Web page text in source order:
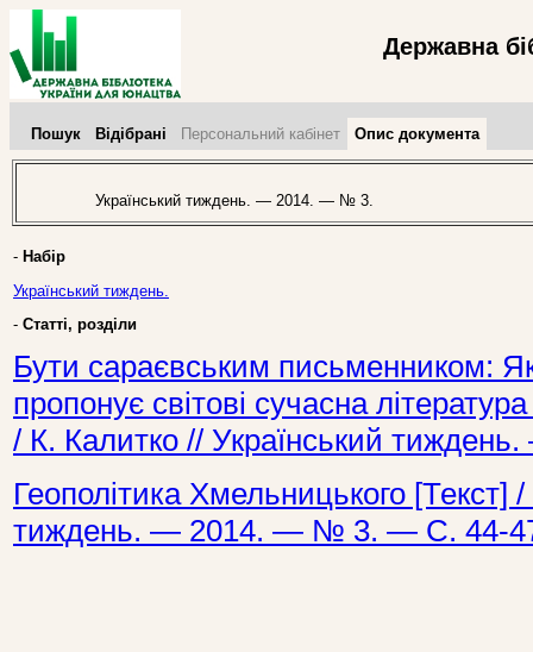
Державна
Пошук Відібрані Персональний кабінет Опис документа
Український тиждень. — 2014. — № 3.
- Набір
Український тиждень.
- Статті, розділи
Бути сараєвським письменником:
пропонує світові сучасна
/ К. Калитко // Український
Геополітика Хмельницького [Текст]
тиждень. — 2014. — № 3. — С. 44-